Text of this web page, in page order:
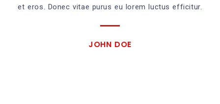
et eros. Donec vitae purus eu lorem luctus efficitur.
JOHN DOE